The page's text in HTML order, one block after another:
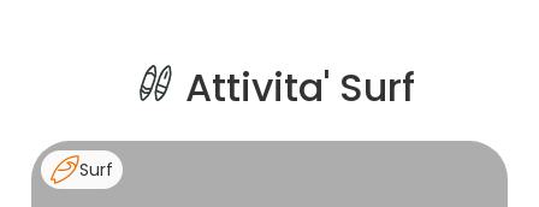
Attivita' Surf
Surf